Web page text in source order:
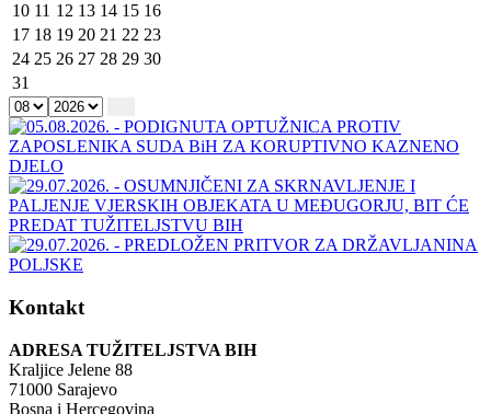
10 11 12 13 14 15 16
17 18 19 20 21 22 23
24 25 26 27 28 29 30
31
Kontakt
ADRESA TUŽITELJSTVA BIH
Kraljice Jelene 88
71000 Sarajevo
Bosna i Hercegovina